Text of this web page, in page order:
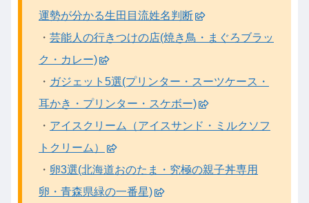
運勢が分かる生田目流姓名判断
・ 芸能人の行きつけの店(焼き鳥・まぐろブラッ
ク・カレー)
・ ガジェット5選(プリンター・スーツケース・
耳かき・プリンター・スケボー)
・ アイスクリーム（アイスサンド・ミルクソフ
トクリーム）
・ 卵3選(北海道おのたま・究極の親子丼専用
卵・青森県緑の一番星)